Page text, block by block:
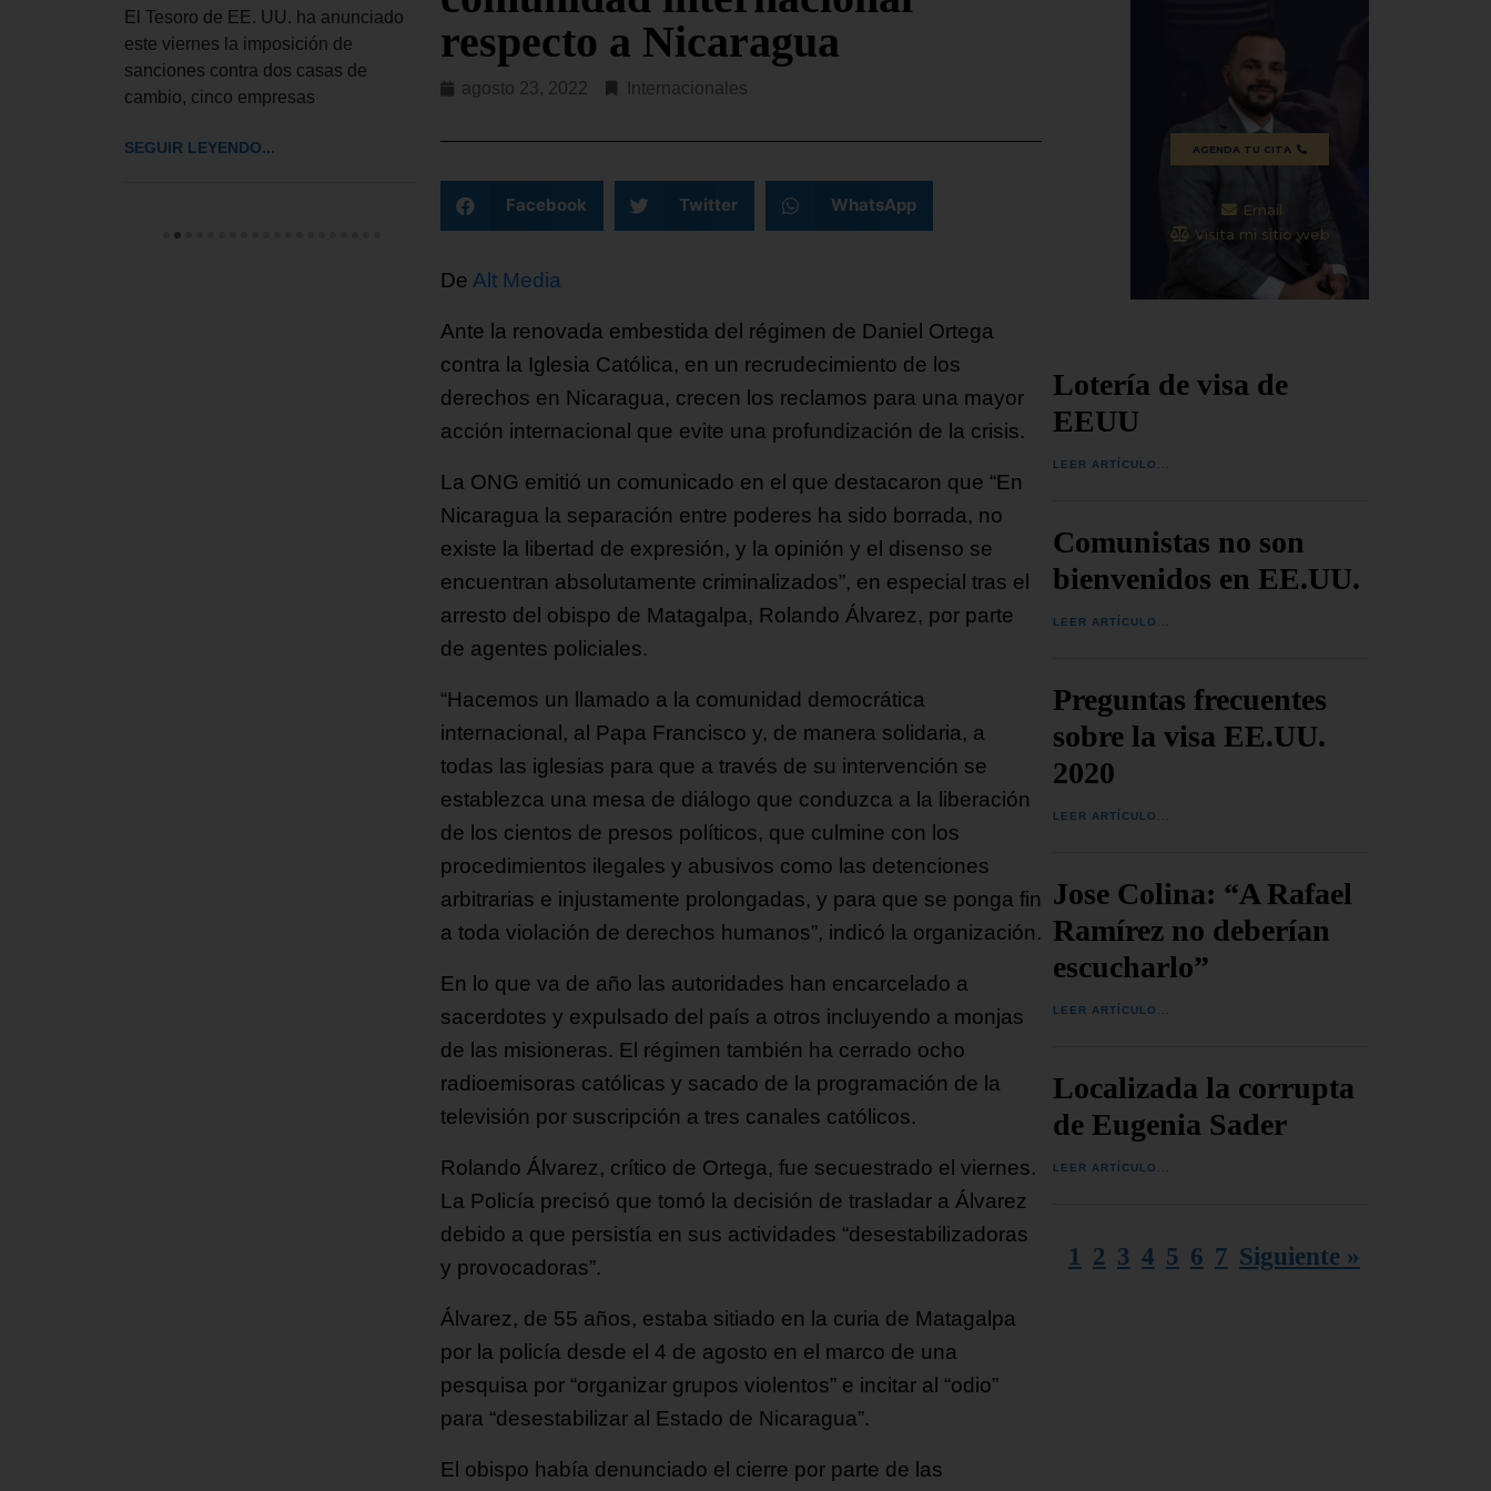
El Tesoro de EE. UU. ha anunciado
este viernes la imposición de
sanciones contra dos casas de
cambio, cinco empresas
SEGUIR LEYENDO...
El Tribunal de Apelaciones de EE.
UU. ha dictaminado este viernes que
el presidente Donald Trump deberá
pedir la autorización
SEGUIR LEYENDO...
El Gobierno de EE. UU. ha
anunciado una inversión de cerca de
USD$ 2.000 millones en
respecto a Nicaragua
agosto 23, 2022 Internacionales
Facebook Twitter WhatsApp
De Alt Media
Ante la renovada embestida del régimen de Daniel Ortega
contra la Iglesia Católica, en un recrudecimiento de los
derechos en Nicaragua, crecen los reclamos para una mayor
acción internacional que evite una profundización de la crisis.
La ONG emitió un comunicado en el que destacaron que “En
Nicaragua la separación entre poderes ha sido borrada, no
existe la libertad de expresión, y la opinión y el disenso se
encuentran absolutamente criminalizados”, en especial tras el
arresto del obispo de Matagalpa, Rolando Álvarez, por parte
de agentes policiales.
“Hacemos un llamado a la comunidad democrática
internacional, al Papa Francisco y, de manera solidaria, a
todas las iglesias para que a través de su intervención se
establezca una mesa de diálogo que conduzca a la liberación
de los cientos de presos políticos, que culmine con los
procedimientos ilegales y abusivos como las detenciones
arbitrarias e injustamente prolongadas, y para que se ponga fin
a toda violación de derechos humanos”, indicó la organización.
En lo que va de año las autoridades han encarcelado a
sacerdotes y expulsado del país a otros incluyendo a monjas
de las misioneras. El régimen también ha cerrado ocho
radioemisoras católicas y sacado de la programación de la
televisión por suscripción a tres canales católicos.
Rolando Álvarez, crítico de Ortega, fue secuestrado el viernes.
La Policía precisó que tomó la decisión de trasladar a Álvarez
debido a que persistía en sus actividades “desestabilizadoras
y provocadoras”.
Álvarez, de 55 años, estaba sitiado en la curia de Matagalpa
por la policía desde el 4 de agosto en el marco de una
pesquisa por “organizar grupos violentos” e incitar al “odio”
para “desestabilizar al Estado de Nicaragua”.
El obispo había denunciado el cierre por parte de las
AGENDA TU CITA
Email
Visita mi sitio web
Lotería de visa de
EEUU
LEER ARTÍCULO...
Comunistas no son
bienvenidos en EE.UU.
LEER ARTÍCULO...
Preguntas frecuentes
sobre la visa EE.UU.
2020
LEER ARTÍCULO...
Jose Colina: “A Rafael
Ramírez no deberían
escucharlo”
LEER ARTÍCULO...
Localizada la corrupta
de Eugenia Sader
LEER ARTÍCULO...
1 2 3 4 5 6 7 Siguiente »